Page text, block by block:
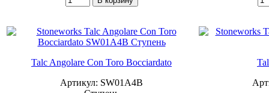
Talc Angolare Con Toro Bocciardato
Артикул: SW01A4B